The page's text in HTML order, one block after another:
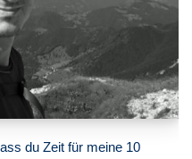
du Zeit für meine 10